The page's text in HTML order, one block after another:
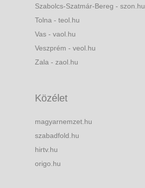
Szabolcs-Szatmár-Bereg - szon.hu
Tolna - teol.hu
Vas - vaol.hu
Veszprém - veol.hu
Zala - zaol.hu
Közélet
magyarnemzet.hu
szabadfold.hu
hirtv.hu
origo.hu